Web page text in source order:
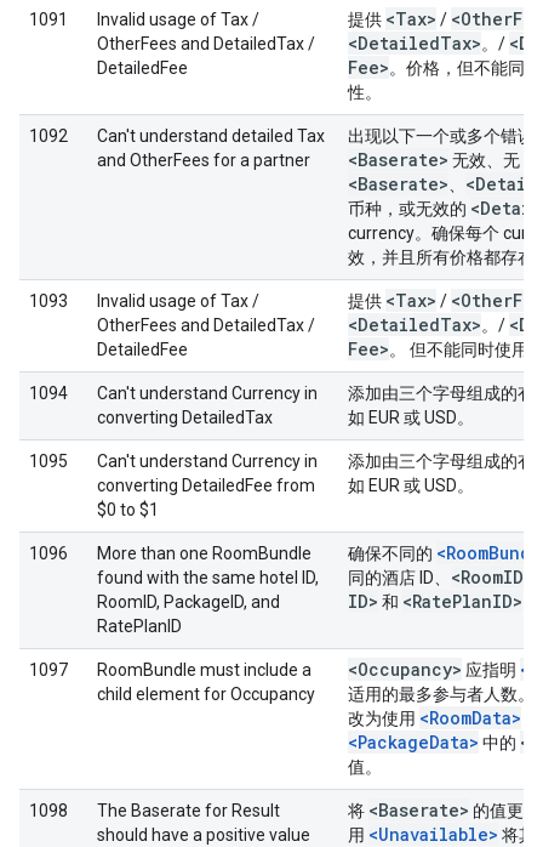
1091
Invalid usage of Tax /
OtherFees and DetailedTax /
DetailedFee
提供 <Tax> / <Other
<DetailedTax>。/
Fee>。价格，但不能同
性。
1092
Can't understand detailed Tax
and OtherFees for a partner
出现以下一个或多个错误
<Baserate> 无效、无
<Baserate>
币种，或无效的
currency。确保每个
效，并且所有价格都存在
1093
Invalid usage of Tax /
OtherFees and DetailedTax /
DetailedFee
提供 <Tax> / <Other
<DetailedTax>。/
Fee>。 但不能同时使用
1094
Can't understand Currency in
converting DetailedTax
添加由三个字母组成的有
如 EUR 或 USD。
1095
Can't understand Currency in
converting DetailedFee from
$0 to $1
添加由三个字母组成的有
如 EUR 或 USD。
1096
More than one RoomBundle
found with the same hotel ID,
RoomID, PackageID, and
RatePlanID
确保不同的
同的酒店 ID、 <RoomID>
ID> 和 <RatePlanID>
1097
RoomBundle must include a
child element for Occupancy
<Occupancy> 应指明
适用的最多参与者人数。
改为使用 <RoomData>
<PackageData> 中的
值。
1098
The Baserate for Result
should have a positive value
将 <Baserate> 的值更
用 <Unavailable> 将其